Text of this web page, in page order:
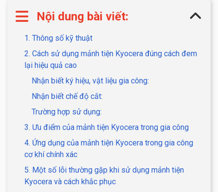
Nội dung bài viết:
1. Thông số kỹ thuật
2. Cách sử dụng mảnh tiện Kyocera đúng cách đem
lại hiệu quả cao
Nhận biết ký hiệu, vật liệu gia công:
Nhận biết chế độ cắt:
Trường hợp sử dụng:
3. Ưu điểm của mảnh tiện Kyocera trong gia công
4. Ứng dụng của mảnh tiện Kyocera trong gia công
cơ khí chính xác
5. Một số lỗi thường gặp khi sử dụng mảnh tiện
Kyocera và cách khắc phục